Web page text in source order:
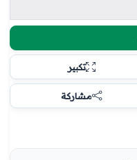
تكبير
مشاركة